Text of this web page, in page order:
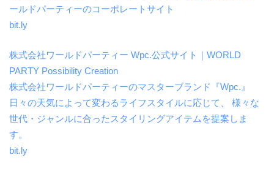
ールドパーティーのコーポレートサイト
bit.ly
株式会社ワールドパーティー Wpc.公式サイト｜WORLD
PARTY Possibility Creation
株式会社ワールドパーティーのマスターブランド『Wpc.』
日々の天気によって変わるライフスタイルに応じて、 様々な
世代・ジャンルに合ったスタイリングアイテムを提案しま
す。
bit.ly